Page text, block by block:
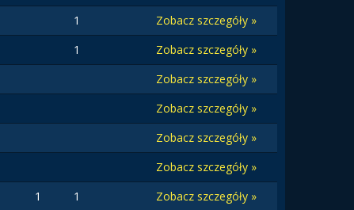
1
Zobacz szczegóły »
1
Zobacz szczegóły »
Zobacz szczegóły »
Zobacz szczegóły »
Zobacz szczegóły »
Zobacz szczegóły »
1 1 Zobacz szczegóły »